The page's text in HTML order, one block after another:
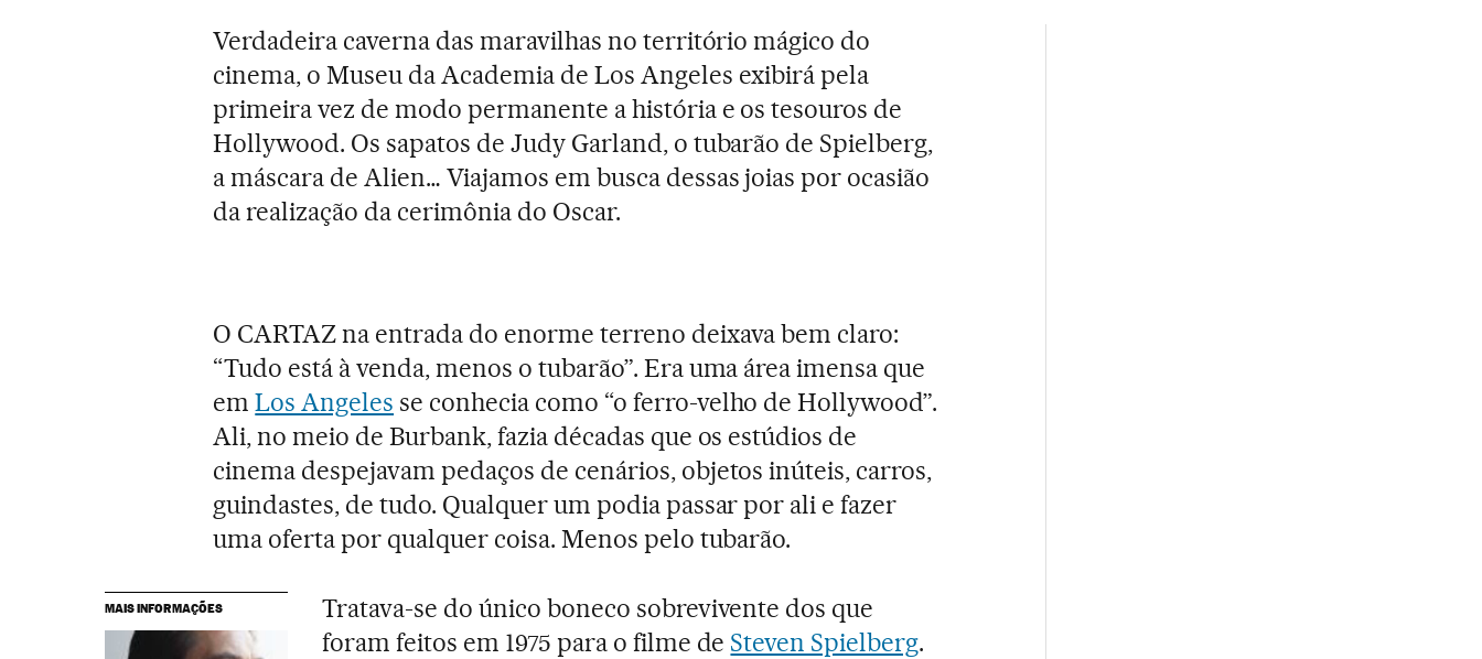
Verdadeira caverna das maravilhas no território mágico do
cinema, o Museu da Academia de Los Angeles exibirá pela
primeira vez de modo permanente a história e os tesouros de
Hollywood. Os sapatos de Judy Garland, o tubarão de Spielberg,
a máscara de Alien… Viajamos em busca dessas joias por ocasião
da realização da cerimônia do Oscar.
O CARTAZ na entrada do enorme terreno deixava bem claro:
“Tudo está à venda, menos o tubarão”. Era uma área imensa que
emLos Angeles se conhecia como “o ferro-velho de Hollywood”.
Ali, no meio de Burbank, fazia décadas que os estúdios de
cinema despejavam pedaços de cenários, objetos inúteis, carros,
guindastes, de tudo. Qualquer um podia passar por ali e fazer
uma oferta por qualquer coisa. Menos pelo tubarão.
MAIS INFORMAÇÕES
Tratava-se do único boneco sobrevivente dos que
foram feitos em 1975 para o filme de Steven Spielberg.